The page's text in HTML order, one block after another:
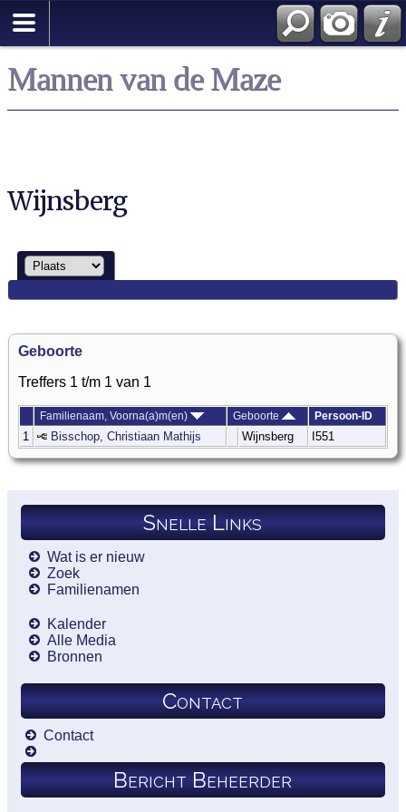
Mannen van de Maze
Wijnsberg
Geboorte
Treffers 1 t/m 1 van 1
Familienaam, Voorna(a)m(en) Geboorte Persoon-ID
1 Bisschop, Christiaan Mathijs Wijnsberg I551
Snelle Links
Wat is er nieuw
Zoek
Familienamen
Kalender
Alle Media
Bronnen
Contact
Contact
Bericht Beheerder